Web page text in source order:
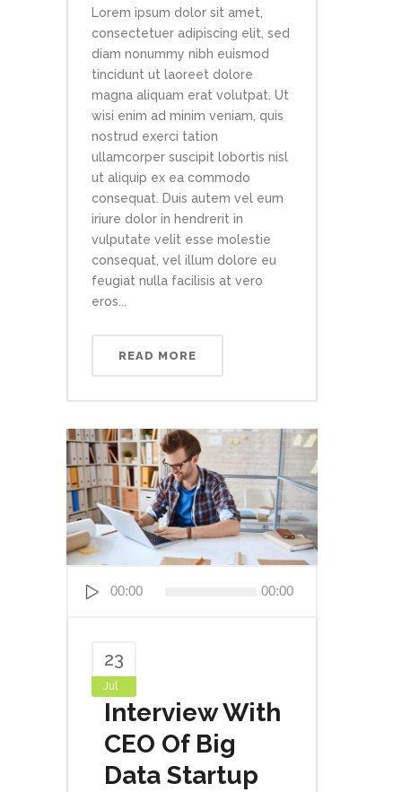
Lorem ipsum dolor sit amet,
consectetuer adipiscing elit, sed
diam nonummy nibh euismod
tincidunt ut laoreet dolore
magna aliquam erat volutpat. Ut
wisi enim ad minim veniam, quis
nostrud exerci tation
ullamcorper suscipit lobortis nisl
ut aliquip ex ea commodo
consequat. Duis autem vel eum
iriure dolor in hendrerit in
vulputate velit esse molestie
consequat, vel illum dolore eu
feugiat nulla facilisis at vero
eros...
READ MORE
Player
00:00 00:00
23
Jul
Interview With
CEO Of Big
Data Startup